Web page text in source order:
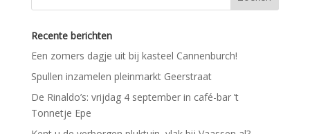
Recente berichten
Een zomers dagje uit bij kasteel Cannenburch!
Spullen inzamelen pleinmarkt Geerstraat
De Rinaldo’s: vrijdag 4 september in café-bar ’t
Tonnetje Epe